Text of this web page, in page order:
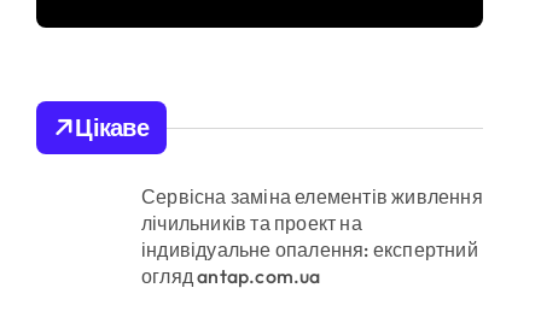
забудови під оренду
придатного» за $15 тис.
медицини
Цікаве
Сервісна заміна елементів живлення
лічильників та проект на
індивідуальне опалення: експертний
огляд antap.com.ua